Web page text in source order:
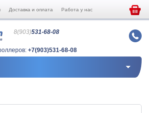
Доставка и оплата Работа у нас
8(903)531-68-08
+7(903)531-68-08